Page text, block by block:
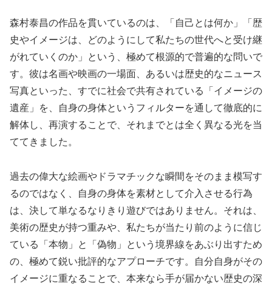
森村泰昌の作品を貫いているのは、「自己とは何か」「歴
史やイメージは、どのようにして私たちの世代へと受け継
がれていくのか」という、極めて根源的で普遍的な問いで
す。彼は名画や映画の一場面、あるいは歴史的なニュース
写真といった、すでに社会で共有されている「イメージの
遺産」を、自身の身体というフィルターを通して徹底的に
解体し、再演することで、それまでとは全く異なる光を当
ててきました。
過去の偉大な絵画やドラマチックな瞬間をそのまま模写す
るのではなく、自身の身体を素材として介入させる行為
は、決して単なるなりきり遊びではありません。それは、
美術の歴史が持つ重みや、私たちが当たり前のように信じ
ている「本物」と「偽物」という境界線をあぶり出すため
の、極めて鋭い批評的なアプローチです。自分自身がその
イメージに重なることで、本来なら手が届かない歴史の深